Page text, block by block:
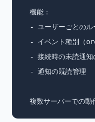
  機能：
- ユーザーごとの
- イベント種別（
- 接続時の未読通知
  - 通知の既読管理
複数サーバーでの